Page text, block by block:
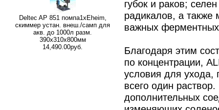
Deltec AP 851 помпа1xEheim,
скиммер устан. внеш./самп для
акв. до 1000л разм.
390х310х800мм
14,490.00руб.
губок и раков;
радикалов, а также
важных
Благодаря этим
по концентрации,
условия для ухода,
всего один
дополнительных